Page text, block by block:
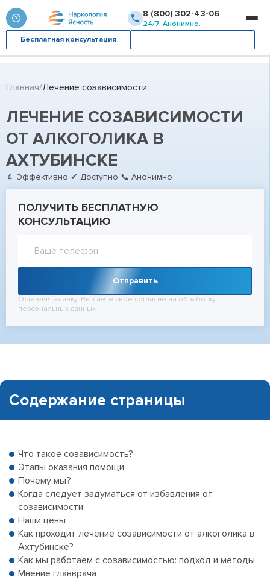
8 (800) 302-43-06
24/7. Анонимно.
Бесплатная консультация
Главная Лечение созависимости
ЛЕЧЕНИЕ СОЗАВИСИМОСТИ
ОТ АЛКОГОЛИКА В
АХТУБИНСКЕ
💉 Эффективно ✔ Доступно 📞 Анонимно
ПОЛУЧИТЬ БЕСПЛАТНУЮ
КОНСУЛЬТАЦИЮ
Отправить
Оставляя заявку, Вы даёте своё согласие на обработку
персональных данных
Содержание страницы
Что такое созависимость?
Этапы оказания помощи
Почему мы?
Когда следует задуматься от избавления от
созависимости
Наши цены
Как проходит лечение созависимости от алкоголика в
Ахтубинске?
Как мы работаем с созависимостью: подход и методы
Мнение главврача